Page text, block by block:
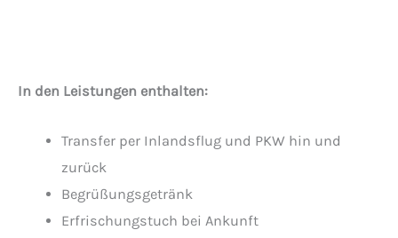
In den Leistungen enthalten:
Transfer per Inlandsflug und PKW hin und
zurück
Begrüßungsgetränk
Erfrischungstuch bei Ankunft